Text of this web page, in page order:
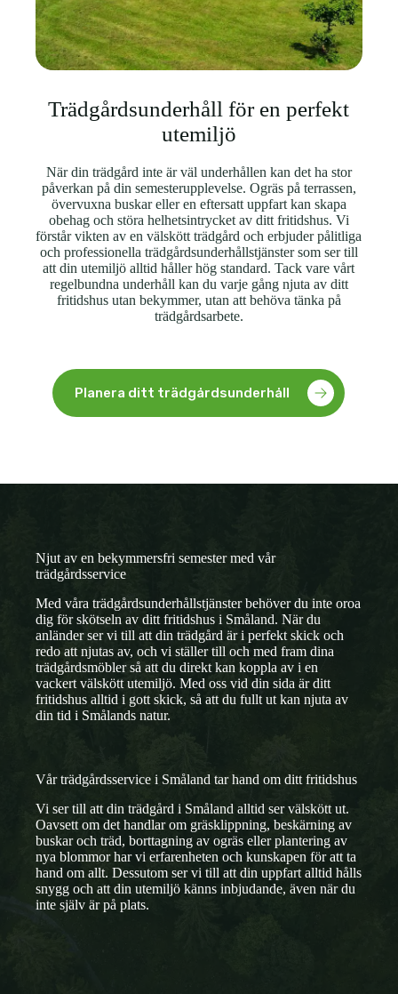
Trädgårdsunderhåll för en perfekt
utemiljö
När din trädgård inte är väl underhållen kan det ha stor
påverkan på din semesterupplevelse. Ogräs på terrassen,
övervuxna buskar eller en eftersatt uppfart kan skapa
obehag och störa helhetsintrycket av ditt fritidshus. Vi
förstår vikten av en välskött trädgård och erbjuder pålitliga
och professionella trädgårdsunderhållstjänster som ser till
att din utemiljö alltid håller hög standard. Tack vare vårt
regelbundna underhåll kan du varje gång njuta av ditt
fritidshus utan bekymmer, utan att behöva tänka på
trädgårdsarbete.
Planera ditt trädgårdsunderhåll
Njut av en bekymmersfri semester med vår
trädgårdsservice
Med våra trädgårdsunderhållstjänster behöver du inte oroa
dig för skötseln av ditt fritidshus i Småland. När du
anländer ser vi till att din trädgård är i perfekt skick och
redo att njutas av, och vi ställer till och med fram dina
trädgårdsmöbler så att du direkt kan koppla av i en
vackert välskött utemiljö. Med oss vid din sida är ditt
fritidshus alltid i gott skick, så att du fullt ut kan njuta av
din tid i Smålands natur.
Vår trädgårdsservice i Småland tar hand om ditt fritidshus
Vi ser till att din trädgård i Småland alltid ser välskött ut.
Oavsett om det handlar om gräsklippning, beskärning av
buskar och träd, borttagning av ogräs eller plantering av
nya blommor har vi erfarenheten och kunskapen för att ta
hand om allt. Dessutom ser vi till att din uppfart alltid hålls
snygg och att din utemiljö känns inbjudande, även när du
inte själv är på plats.